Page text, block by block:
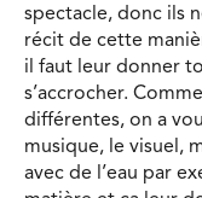
spectacle, donc ils
récit de cette
il faut leur donner
s’accrocher.
différentes, on a
musique, le visuel,
avec de l’eau par